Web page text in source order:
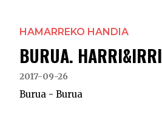
HAMARREKO HANDIA
BURUA. HARRI&IRRI
2017-09-26
Burua - Burua